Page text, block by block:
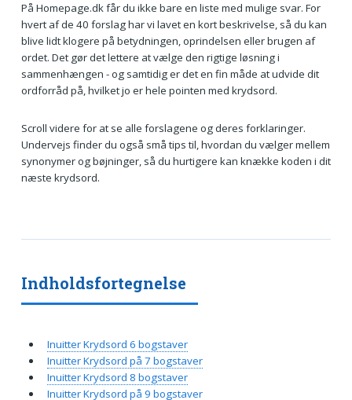
På Homepage.dk får du ikke bare en liste med mulige svar. For
hvert af de 40 forslag har vi lavet en kort beskrivelse, så du kan
blive lidt klogere på betydningen, oprindelsen eller brugen af
ordet. Det gør det lettere at vælge den rigtige løsning i
sammenhængen - og samtidig er det en fin måde at udvide dit
ordforråd på, hvilket jo er hele pointen med krydsord.
Scroll videre for at se alle forslagene og deres forklaringer.
Undervejs finder du også små tips til, hvordan du vælger mellem
synonymer og bøjninger, så du hurtigere kan knække koden i dit
næste krydsord.
Indholdsfortegnelse
Inuitter Krydsord 6 bogstaver
Inuitter Krydsord på 7 bogstaver
Inuitter Krydsord 8 bogstaver
Inuitter Krydsord på 9 bogstaver